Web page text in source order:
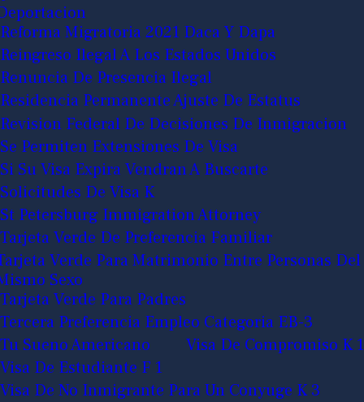
Reforma Migratoria 2021 Daca Y Dapa
Reingreso Ilegal A Los Estados Unidos
Renuncia De Presencia Ilegal
Residencia Permanente Ajuste De Estatus
Revision Federal De Decisiones De Inmigracion
Se Permiten Extensiones De Visa
Si Su Visa Expira Vendran A Buscarte
Solicitudes De Visa K
St Petersburg Immigration Attorney
Tarjeta Verde De Preferencia Familiar
Verde Para Matrimonio Entre Personas Del
Sexo
Tarjeta Verde Para Padres
Tercera Preferencia Empleo Categoria EB-3
Tu Sueno Americano
Visa De Compromiso K 1
Visa De Estudiante F 1
Visa De No Inmigrante Para Un Conyuge K 3